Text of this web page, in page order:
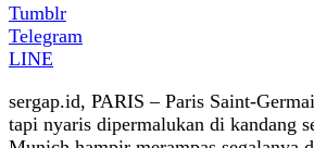
Tumblr
Telegram
LINE
sergap.id, PARIS – Paris Saint-
tapi nyaris dipermalukan di kandang